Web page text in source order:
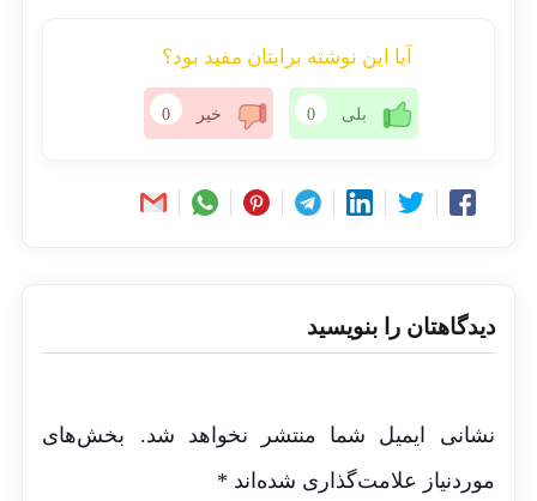
آیا این نوشته برایتان مفید بود؟
بلی 0 خیر 0
دیدگاهتان را بنویسید
نشانی ایمیل شما منتشر نخواهد شد.
بخش‌های
موردنیاز علامت‌گذاری شده‌اند *